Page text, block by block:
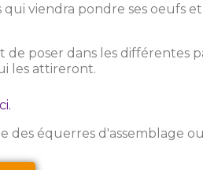
viendra pondre ses oeufs
poser dans les différentes
les attireront.
équerres d'assemblage